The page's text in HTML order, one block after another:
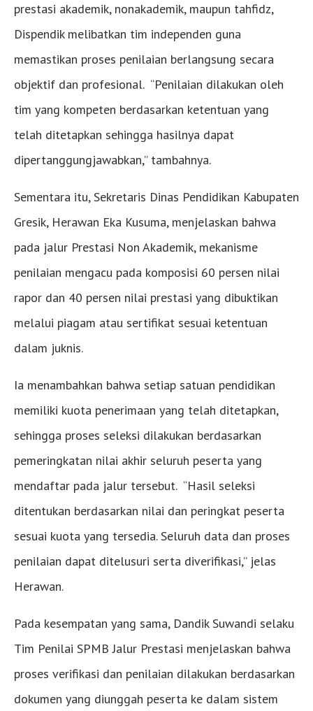
prestasi akademik, nonakademik, maupun tahfidz,
Dispendik melibatkan tim independen guna
memastikan proses penilaian berlangsung secara
objektif dan profesional. “Penilaian dilakukan oleh
tim yang kompeten berdasarkan ketentuan yang
telah ditetapkan sehingga hasilnya dapat
dipertanggungjawabkan,” tambahnya.
Sementara itu, Sekretaris Dinas Pendidikan Kabupaten
Gresik, Herawan Eka Kusuma, menjelaskan bahwa
pada jalur Prestasi Non Akademik, mekanisme
penilaian mengacu pada komposisi 60 persen nilai
rapor dan 40 persen nilai prestasi yang dibuktikan
melalui piagam atau sertifikat sesuai ketentuan
dalam juknis.
Ia menambahkan bahwa setiap satuan pendidikan
memiliki kuota penerimaan yang telah ditetapkan,
sehingga proses seleksi dilakukan berdasarkan
pemeringkatan nilai akhir seluruh peserta yang
mendaftar pada jalur tersebut. “Hasil seleksi
ditentukan berdasarkan nilai dan peringkat peserta
sesuai kuota yang tersedia. Seluruh data dan proses
penilaian dapat ditelusuri serta diverifikasi,” jelas
Herawan.
Pada kesempatan yang sama, Dandik Suwandi selaku
Tim Penilai SPMB Jalur Prestasi menjelaskan bahwa
proses verifikasi dan penilaian dilakukan berdasarkan
dokumen yang diunggah peserta ke dalam sistem